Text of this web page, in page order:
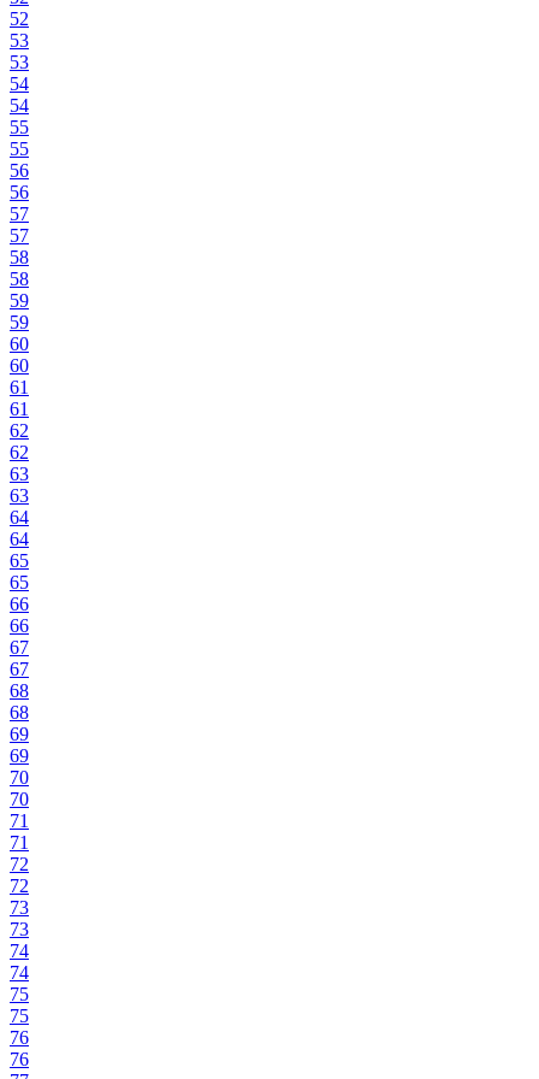
52
53
53
54
54
55
55
56
56
57
57
58
58
59
59
60
60
61
61
62
62
63
63
64
64
65
65
66
66
67
67
68
68
69
69
70
70
71
71
72
72
73
73
74
74
75
75
76
76